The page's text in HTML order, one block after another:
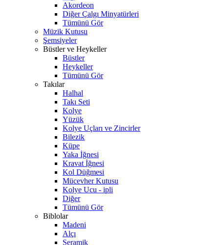
Akordeon
Diğer Çalgı Minyatürleri
Tümünü Gör
Müzik Kutusu
Şemsiyeler
Büstler ve Heykeller
Büstler
Heykeller
Tümünü Gör
Takılar
Halhal
Takı Seti
Kolye
Yüzük
Kolye Uçları ve Zincirler
Bilezik
Küpe
Yaka İğnesi
Kravat İğnesi
Kol Düğmesi
Mücevher Kutusu
Kolye Ucu - ipli
Diğer
Tümünü Gör
Biblolar
Madeni
Alçı
Seramik